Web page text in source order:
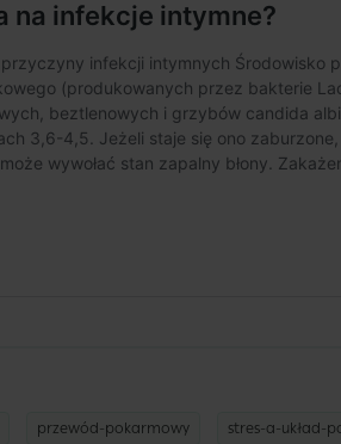
przewód-pokarmowy stres-a-układ-